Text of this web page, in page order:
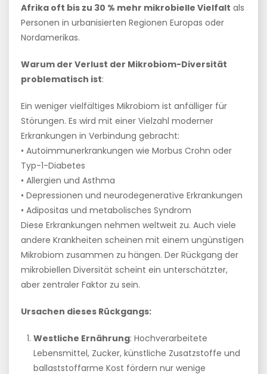
Afrika oft bis zu 30 % mehr mikrobielle Vielfalt als
Personen in urbanisierten Regionen Europas oder
Nordamerikas.
Warum der Verlust der Mikrobiom-Diversität
problematisch ist:
Ein weniger vielfältiges Mikrobiom ist anfälliger für
Störungen. Es wird mit einer Vielzahl moderner
Erkrankungen in Verbindung gebracht:
• Autoimmunerkrankungen wie Morbus Crohn oder
Typ-1-Diabetes
• Allergien und Asthma
• Depressionen und neurodegenerative Erkrankungen
• Adipositas und metabolisches Syndrom
Diese Erkrankungen nehmen weltweit zu. Auch viele
andere Krankheiten scheinen mit einem ungünstigen
Mikrobiom zusammen zu hängen. Der Rückgang der
mikrobiellen Diversität scheint ein unterschätzter,
aber zentraler Faktor zu sein.
Ursachen dieses Rückgangs:
Westliche Ernährung: Hochverarbeitete
Lebensmittel, Zucker, künstliche Zusatzstoffe und
ballaststoffarme Kost fördern nur wenige